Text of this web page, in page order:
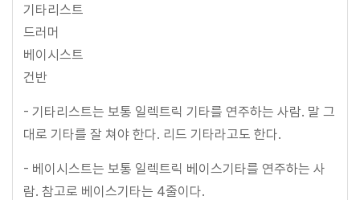
기타리스트
드러머
베이시스트
건반
- 기타리스트는 보통 일렉트릭 기타를 연주하는 사람. 말 그
대로 기타를 잘 쳐야 한다. 리드 기타라고도 한다.
- 베이시스트는 보통 일렉트릭 베이스기타를 연주하는 사
람. 참고로 베이스기타는 4줄이다.